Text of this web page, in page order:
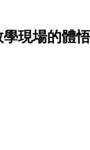
現場的體